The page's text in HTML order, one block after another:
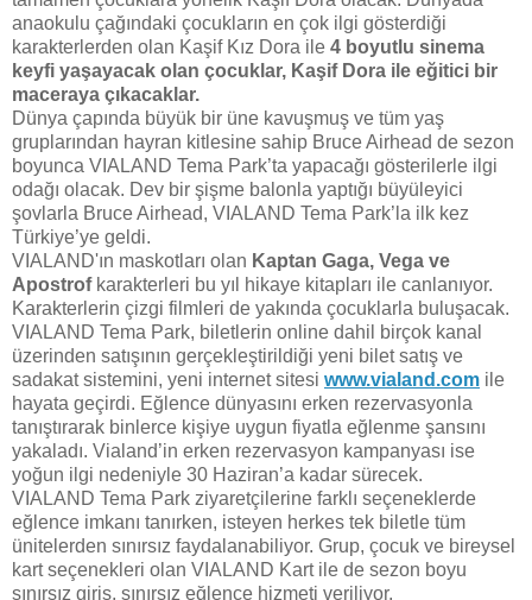
anaokulu çağındaki çocukların en çok ilgi gösterdiği
karakterlerden olan Kaşif Kız Dora ile 4 boyutlu sinema
keyfi yaşayacak olan çocuklar, Kaşif Dora ile eğitici bir
maceraya çıkacaklar.
Dünya çapında büyük bir üne kavuşmuş ve tüm yaş
gruplarından hayran kitlesine sahip Bruce Airhead de sezon
boyunca VIALAND Tema Park’ta yapacağı gösterilerle ilgi
odağı olacak. Dev bir şişme balonla yaptığı büyüleyici
şovlarla Bruce Airhead, VIALAND Tema Park’la ilk kez
Türkiye’ye geldi.
VIALAND'ın maskotları olan Kaptan Gaga, Vega ve
Apostrofkarakterleri bu yıl hikaye kitapları ile canlanıyor.
Karakterlerin çizgi filmleri de yakında çocuklarla buluşacak.
VIALAND Tema Park, biletlerin online dahil birçok kanal
üzerinden satışının gerçekleştirildiği yeni bilet satış ve
sadakat sistemini, yeni internet sitesi www.vialand.com ile
hayata geçirdi. Eğlence dünyasını erken rezervasyonla
tanıştırarak binlerce kişiye uygun fiyatla eğlenme şansını
yakaladı. Vialand’in erken rezervasyon kampanyası ise
yoğun ilgi nedeniyle 30 Haziran’a kadar sürecek.
VIALAND Tema Park ziyaretçilerine farklı seçeneklerde
eğlence imkanı tanırken, isteyen herkes tek biletle tüm
ünitelerden sınırsız faydalanabiliyor. Grup, çocuk ve bireysel
kart seçenekleri olan VIALAND Kart ile de sezon boyu
sınırsız giriş, sınırsız eğlence hizmeti veriliyor.